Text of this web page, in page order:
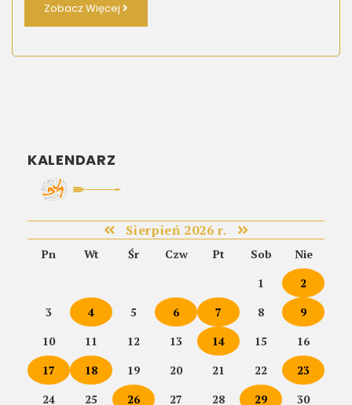
Zobacz Więcej
KALENDARZ
Sierpień 2026 r.
Pn Wt Śr Czw Pt Sob
Nie
1
2
3
4 5 6 7 8
9
10
11 12 13 14 15
16
17
18 19 20 21 22
23
24
25 26 27 28 29 30